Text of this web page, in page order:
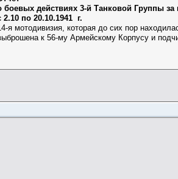
боевых действиях 3-й Танковой Группы за
2.10 по 20.10.1941 г.
я мотодивизия, которая до сих пор
к 56-му Армейскому Корпусу и